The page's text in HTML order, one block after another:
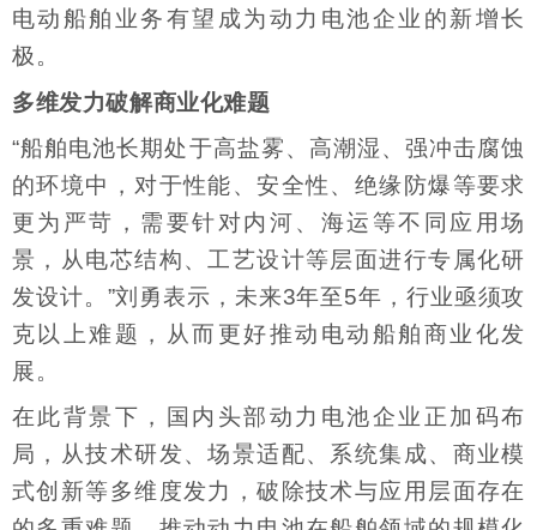
电动船舶业务有望成为动力电池企业的新增长
极。
多维发力破解商业化难题
“船舶电池长期处于高盐雾、高潮湿、强冲击腐蚀
的环境中，对于性能、安全性、绝缘防爆等要求
更为严苛，需要针对内河、海运等不同应用场
景，从电芯结构、工艺设计等层面进行专属化研
发设计。”刘勇表示，未来3年至5年，行业亟须攻
克以上难题，从而更好推动电动船舶商业化发
展。
在此背景下，国内头部动力电池企业正加码布
局，从技术研发、场景适配、系统集成、商业模
式创新等多维度发力，破除技术与应用层面存在